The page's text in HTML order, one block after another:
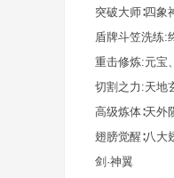
突破大师∶四象
盾牌斗笠洗练:
重击修炼:元宝
切割之力:天地
高级炼体∶天外
翅膀觉醒∶八大
剑·神翼